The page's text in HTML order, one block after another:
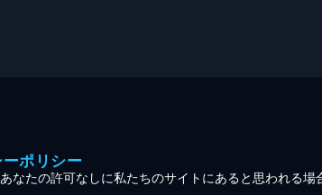
ポリシー
なたの許可なしに私たちのサイトにあると思われる